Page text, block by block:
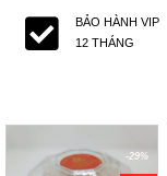
BẢO HÀNH VIP
12 THÁNG
-29%